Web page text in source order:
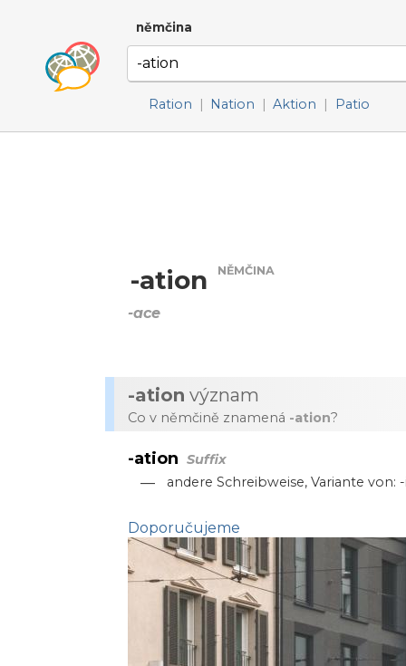
němčina
Ration | Nation | Aktion | Patio
-ation NĚMČINA
-ace
-ation význam
Co v němčině znamená -ation?
-ation Suffix
— andere Schreibweise, Variante von:
Doporučujeme